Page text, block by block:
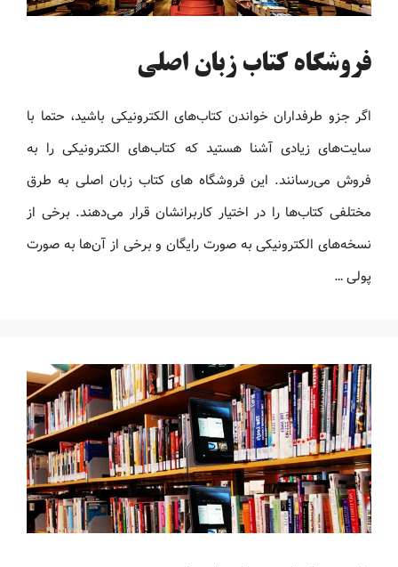
فروشگاه کتاب زبان اصلی
اگر جزو طرفداران خواندن کتاب‌های الکترونیکی باشید، حتما با
سایت‌های زیادی آشنا هستید که کتاب‌های الکترونیکی را به
فروش می‌رسانند. این فروشگاه های کتاب زبان اصلی به طرق
مختلفی کتاب‌ها را در اختیار کاربرانشان قرار می‌دهند. برخی از
نسخه‌های الکترونیکی به صورت رایگان و برخی از آن‌ها به صورت
پولی …